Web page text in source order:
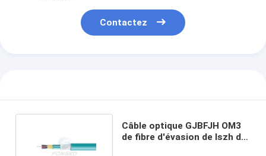
Contactez
Câble optique GJBFJH OM3
de fibre d'évasion de lszh de